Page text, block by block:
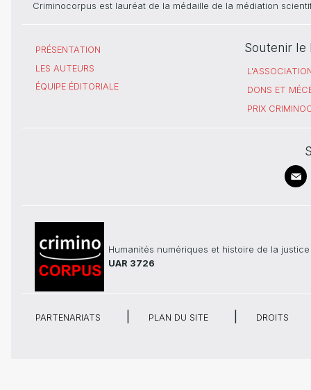
Criminocorpus est lauréat de la médaille de la médiation
PRÉSENTATION
LES AUTEURS
ÉQUIPE ÉDITORIALE
Soutenir le
DONS ET
PRIX
Humanités numériques et histoire de la justice
UAR 3726
PARTENARIATS PLAN DU SITE DROITS